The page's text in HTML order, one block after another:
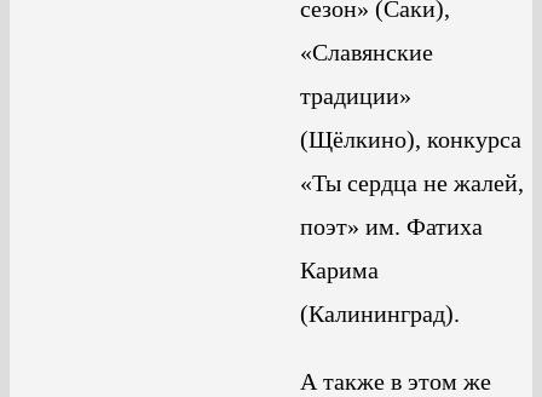
сезон» (Саки),
«Славянские
традиции»
(Щёлкино), конкурса
«Ты сердца не жалей,
поэт» им. Фатиха
Карима
(Калининград).
А также в этом же